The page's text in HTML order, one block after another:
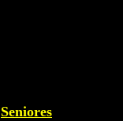
Seniores